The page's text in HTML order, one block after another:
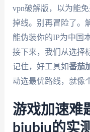
vpn破解版，以为能
掉线。别再冒险了。
能伪装你的IP为中国
接下来，我们从选择
记住，好工具如番茄
动选最优路线，就像
游戏加速难
biubiu的实